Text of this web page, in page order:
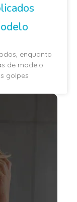
enquanto
de modelo
golpes